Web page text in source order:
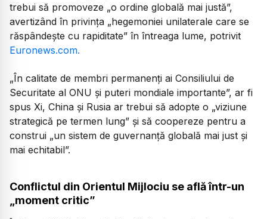
trebui să promoveze „o ordine globală mai justă”,
avertizând în privința „hegemoniei unilaterale care se
răspândește cu rapiditate” în întreaga lume, potrivit
Euronews.com.
„În calitate de membri permanenți ai Consiliului de
Securitate al ONU și puteri mondiale importante”, ar fi
spus Xi, China și Rusia ar trebui să adopte o „viziune
strategică pe termen lung” și să coopereze pentru a
construi „un sistem de guvernanță globală mai just și
mai echitabil”.
Conflictul din Orientul Mijlociu se află într-un
„moment critic”